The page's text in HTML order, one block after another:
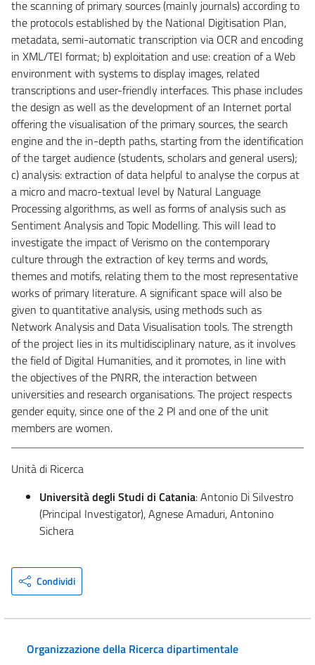
the scanning of primary sources (mainly journals) according to
the protocols established by the National Digitisation Plan,
metadata, semi-automatic transcription via OCR and encoding
in XML/TEI format; b) exploitation and use: creation of a Web
environment with systems to display images, related
transcriptions and user-friendly interfaces. This phase includes
the design as well as the development of an Internet portal
offering the visualisation of the primary sources, the search
engine and the in-depth paths, starting from the identification
of the target audience (students, scholars and general users);
c) analysis: extraction of data helpful to analyse the corpus at
a micro and macro-textual level by Natural Language
Processing algorithms, as well as forms of analysis such as
Sentiment Analysis and Topic Modelling. This will lead to
investigate the impact of Verismo on the contemporary
culture through the extraction of key terms and words,
themes and motifs, relating them to the most representative
works of primary literature. A significant space will also be
given to quantitative analysis, using methods such as
Network Analysis and Data Visualisation tools. The strength
of the project lies in its multidisciplinary nature, as it involves
the field of Digital Humanities, and it promotes, in line with
the objectives of the PNRR, the interaction between
universities and research organisations. The project respects
gender equity, since one of the 2 PI and one of the unit
members are women.
Unità di Ricerca
Università degli Studi di Catania: Antonio Di Silvestro
(Principal Investigator), Agnese Amaduri, Antonino
Sichera
Condividi
Organizzazione della Ricerca dipartimentale